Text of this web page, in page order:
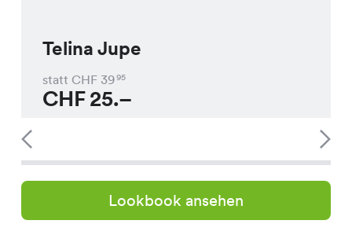
Telina Jupe
statt CHF 3995
CHF25.–
Lookbook ansehen